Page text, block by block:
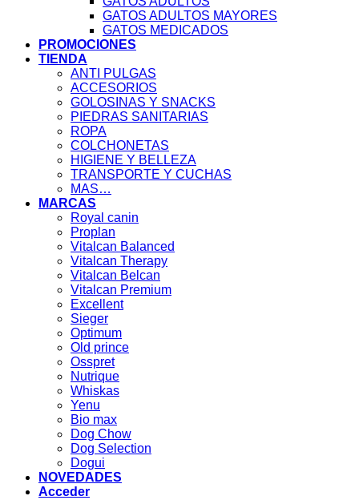
GATOS ADULTOS MAYORES
GATOS MEDICADOS
PROMOCIONES
TIENDA
ANTI PULGAS
ACCESORIOS
GOLOSINAS Y SNACKS
PIEDRAS SANITARIAS
ROPA
COLCHONETAS
HIGIENE Y BELLEZA
TRANSPORTE Y CUCHAS
MAS…
MARCAS
Royal canin
Proplan
Vitalcan Balanced
Vitalcan Therapy
Vitalcan Belcan
Vitalcan Premium
Excellent
Sieger
Optimum
Old prince
Osspret
Nutrique
Whiskas
Yenu
Bio max
Dog Chow
Dog Selection
Dogui
NOVEDADES
Acceder